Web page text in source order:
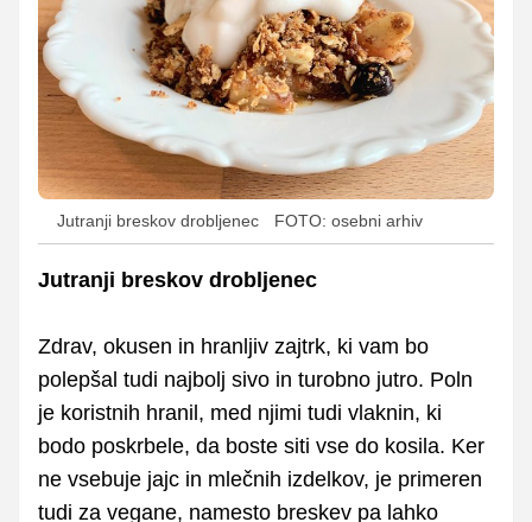
Jutranji breskov drobljenec FOTO: osebni arhiv
Jutranji breskov drobljenec
Zdrav, okusen in hranljiv zajtrk, ki vam bo
polepšal tudi najbolj sivo in turobno jutro. Poln
je koristnih hranil, med njimi tudi vlaknin, ki
bodo poskrbele, da boste siti vse do kosila. Ker
ne vsebuje jajc in mlečnih izdelkov, je primeren
tudi za vegane, namesto breskev pa lahko